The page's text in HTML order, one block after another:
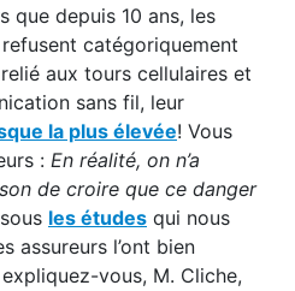
que depuis 10 ans, les
catégoriquement
aux tours cellulaires et
sans fil, leur
la plus élevée! Vous
: En réalité, on n’a
de croire que ce danger
les études qui nous
assureurs l’ont bien
vous, M. Cliche,